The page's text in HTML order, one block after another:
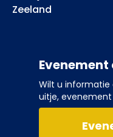
Zeeland
Wilt u informatie
uitje,